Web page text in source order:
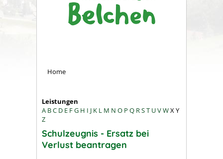
Home
Leistungen
A BC D E FG H I J K L M N O P Q RST UVWXY
Z
Schulzeugnis - Ersatz bei
Verlust beantragen